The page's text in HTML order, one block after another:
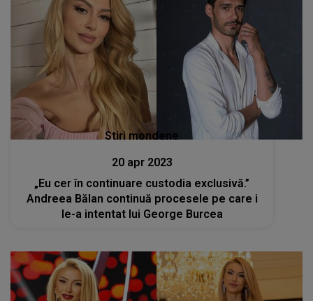
Stiri mondene
20 apr 2023
„Eu cer în continuare custodia exclusivă.”
Andreea Bălan continuă procesele pe care i
le-a intentat lui George Burcea